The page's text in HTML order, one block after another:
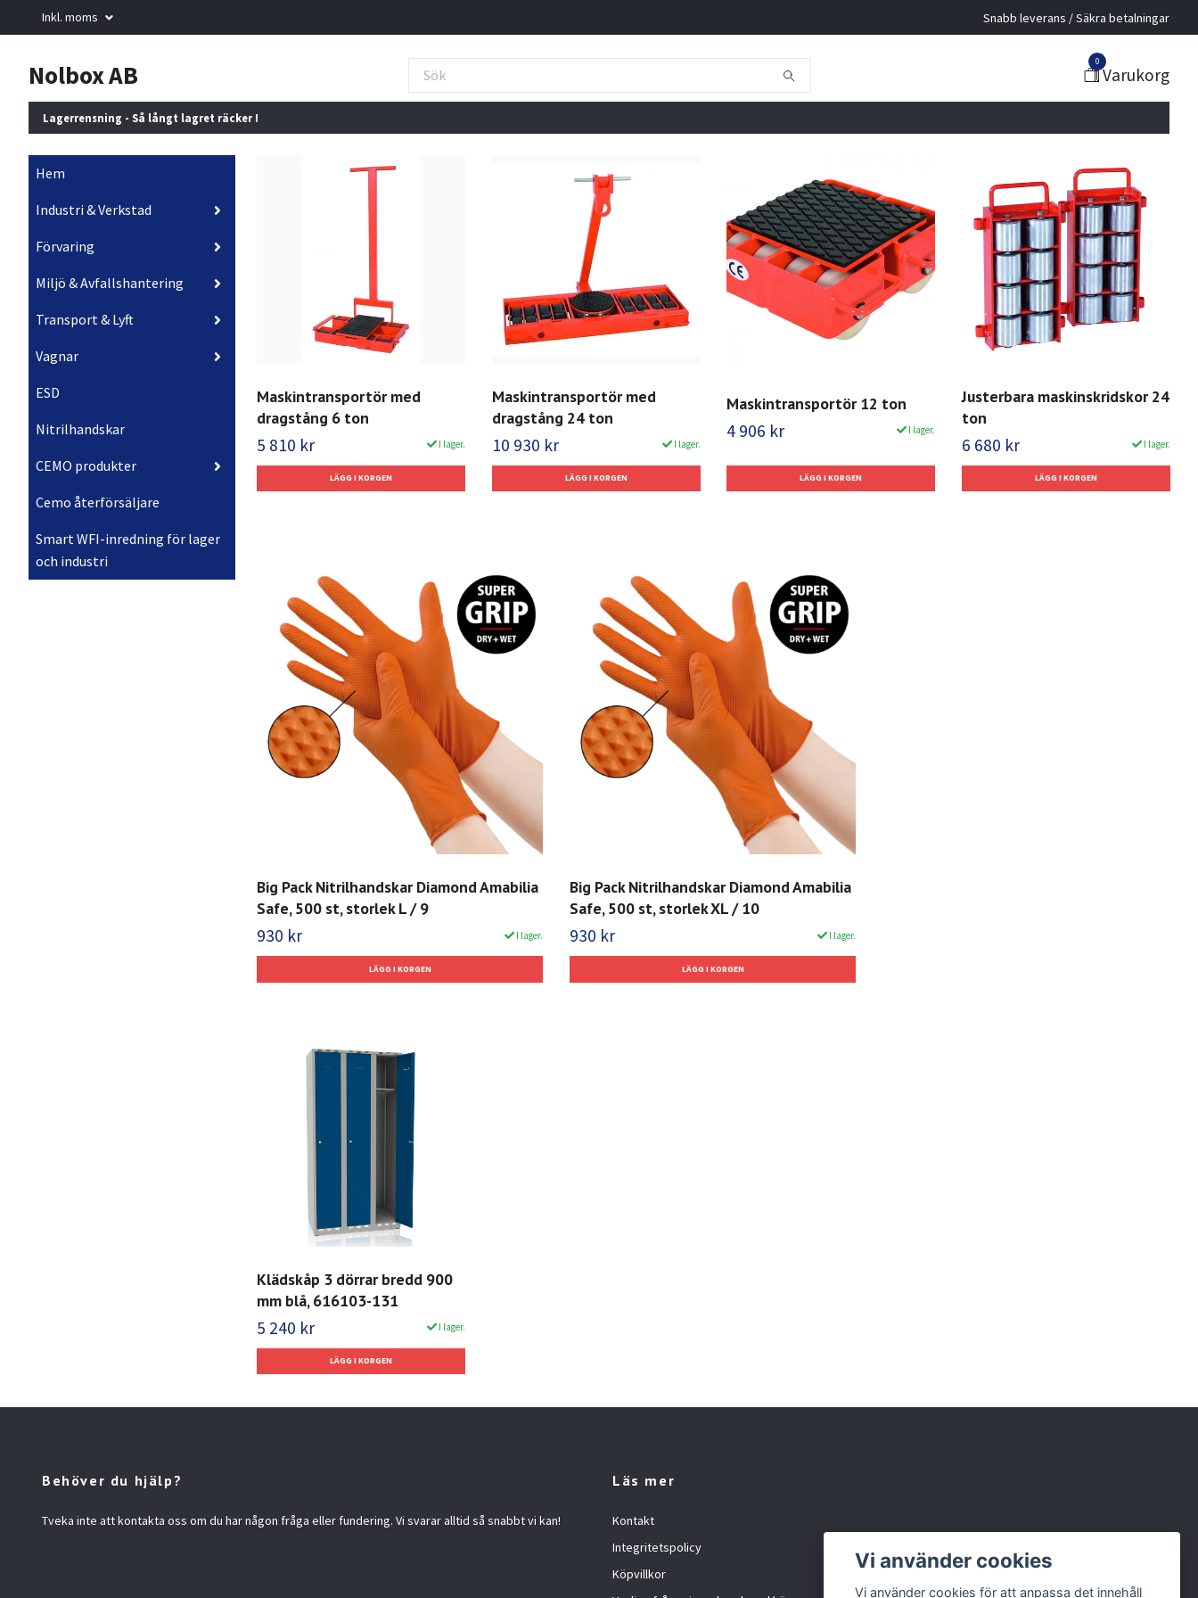
Inkl. moms Snabb leverans / Säkra betalningar
Nolbox AB 0
Varukorg
Lagerrensning - Så långt lagret räcker !
Hem
Industri & Verkstad
Förvaring
Miljö & Avfallshantering
Transport & Lyft
Vagnar
ESD
Nitrilhandskar
CEMO produkter
Cemo återförsäljare
Smart WFI-inredning för lager
och industri
Maskintransportör med
dragstång 6 ton
5 810 kr I lager.
Maskintransportör med
dragstång 24 ton
10 930 kr I lager.
Maskintransportör 12 ton
4 906 kr I lager.
Justerbara maskinskridskor 24
ton
6 680 kr I lager.
Big Pack Nitrilhandskar Diamond Amabilia
Safe, 500 st, storlek L / 9
930 kr I lager.
Big Pack Nitrilhandskar Diamond Amabilia
Safe, 500 st, storlek XL / 10
930 kr I lager.
Klädskåp 3 dörrar bredd 900
mm blå, 616103-131
5 240 kr I lager.
Behöver du hjälp?
Tveka inte att kontakta oss om du har någon fråga eller fundering. Vi svarar alltid så snabbt vi kan!
Läs mer
Kontakt
Integritetspolicy
Köpvillkor
Vi använder cookies
Vi använder cookies för att anpassa det innehåll